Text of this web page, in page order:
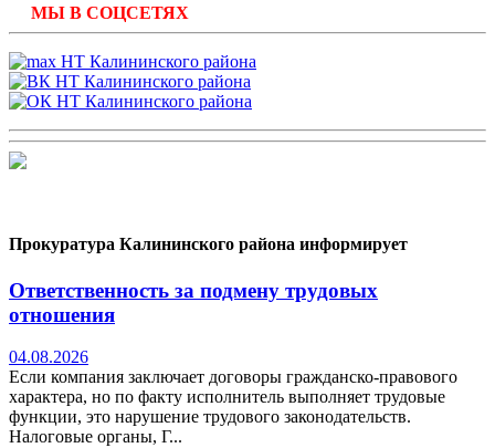
МЫ В СОЦСЕТЯХ
Прокуратура Калининского района информирует
Ответственность за подмену трудовых
отношения
04.08.2026
Если компания заключает договоры гражданско-правового
характера, но по факту исполнитель выполняет трудовые
функции, это нарушение трудового законодательств.
Налоговые органы, Г...